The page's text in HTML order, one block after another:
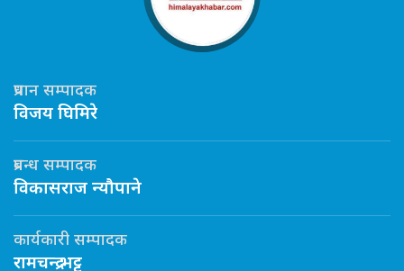
प्रधान सम्पादक
विजय घिमिरे
प्रबन्ध सम्पादक
विकासराज न्यौपाने
कार्यकारी सम्पादक
रामचन्द्र भट्ट